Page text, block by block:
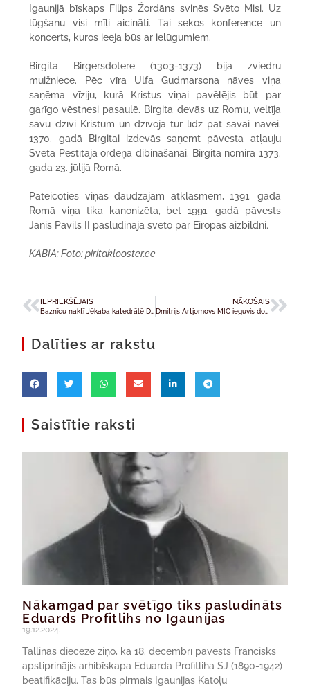
Igaunijā bīskaps Filips Žordāns svinēs Svēto Misi. Uz
lūgšanu visi mīļi aicināti. Tai sekos konference un
koncerts, kuros ieeja būs ar ielūgumiem.
Birgita Birgersdotere (1303-1373) bija zviedru
muižniece. Pēc vīra Ulfa Gudmarsona nāves viņa
saņēma vīziju, kurā Kristus viņai pavēlējis būt par
garīgo vēstnesi pasaulē. Birgita devās uz Romu, veltīja
savu dzīvi Kristum un dzīvoja tur līdz pat savai nāvei.
1370. gadā Birgitai izdevās saņemt pāvesta atļauju
Svētā Pestītāja ordeņa dibināšanai. Birgita nomira 1373.
gada 23. jūlijā Romā.
Pateicoties viņas daudzajām atklāsmēm, 1391. gadā
Romā viņa tika kanonizēta, bet 1991. gadā pāvests
Jānis Pāvils II pasludināja svēto par Eiropas aizbildni.
KABIA; Foto: piritaklooster.ee
IEPRIEKŠĒJAIS NĀKOŠAIS
Dmitrijs Artjomovs MIC ieguvis doktora grādu teoloģijā
Dalīties ar rakstu
Saistītie raksti
Nākamgad par svētīgo tiks pasludināts
Eduards Profitlihs no Igaunijas
19.12.2024.
Tallinas diecēze ziņo, ka 18. decembrī pāvests Francisks
apstiprinājis arhibīskapa Eduarda Profitliha SJ (1890-1942)
beatifikāciju. Tas būs pirmais Igaunijas Katoļu